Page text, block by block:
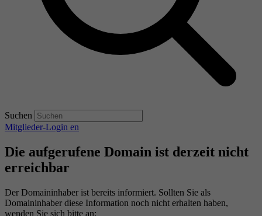
Suchen
Mitglieder-Login en
Die aufgerufene Domain ist derzeit nicht
erreichbar
Der Domaininhaber ist bereits informiert. Sollten Sie als
Domaininhaber diese Information noch nicht erhalten haben,
wenden Sie sich bitte an: